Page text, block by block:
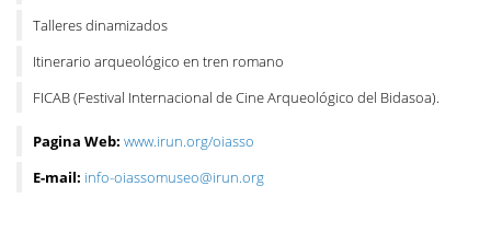
Talleres dinamizados
Itinerario arqueológico en tren romano
FICAB (Festival Internacional de Cine Arqueológico del Bidasoa).
Pagina Web: www.irun.org/oiasso
E-mail: info-oiassomuseo@irun.org